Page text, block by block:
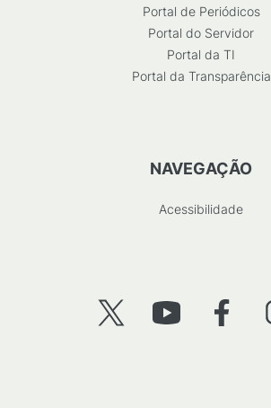
Portal de Periódicos
Portal do Servidor
Portal da TI
Portal da Transparência
NAVEGAÇÃO
Acessibilidade